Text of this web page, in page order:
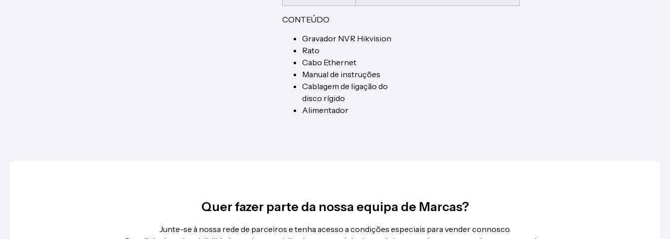
CONTEÚDO
Gravador NVR Hikvision
Rato
Cabo Ethernet
Manual de instruções
Cablagem de ligação do
disco rígido
Alimentador
Quer fazer parte da nossa equipa de Marcas?
Junte-se à nossa rede de parceiros e tenha acesso a condições especiais para vender connosco.